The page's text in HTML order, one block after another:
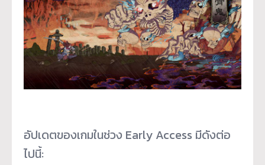
อัปเดตของเกมในช่วง Early Access มีดังต่อ
ไปนี้: